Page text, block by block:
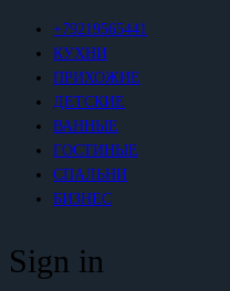
+79219565441
КУХНИ
ПРИХОЖИЕ
ДЕТСКИЕ
ВАННЫЕ
ГОСТИНЫЕ
СПАЛЬНИ
БИЗНЕС
Sign in